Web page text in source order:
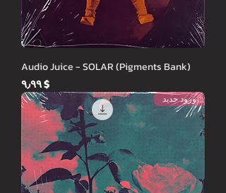
Audio Juice - SOLAR (Pigments Bank)
Price
$ ۹٫۹۹
ورود جدید